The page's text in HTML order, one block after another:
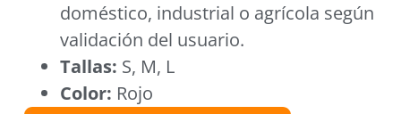
doméstico, industrial o agrícola según
validación del usuario.
Tallas: S, M, L
Color: Rojo